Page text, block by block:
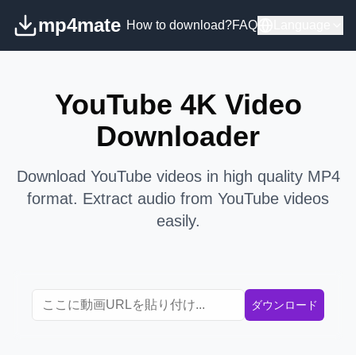
mp4mate How to download?FAQ
YouTube 4K Video
Downloader
Download YouTube videos in high quality MP4
format. Extract audio from YouTube videos
easily.
ダウンロード